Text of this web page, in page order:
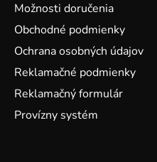
Možnosti doručenia
Obchodné podmienky
Ochrana osobných údajov
Reklamačné podmienky
Reklamačný formulár
Provízny systém